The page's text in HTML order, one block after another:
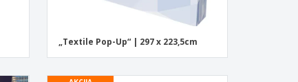
„Textile Pop-Up“ | 297 x 223,5cm